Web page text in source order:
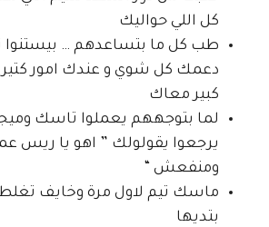
كل اللي حواليك
طب كل ما بتساعدهم … بيستنوا
دعمك كل شوي و عندك امور كتير
كبير معاك
لما بتوجههم يعملوا تاسك
يرجعوا يقولولك ” اهو يا ريس
ومنفعش “
ماسك تيم لاول مرة وخايف تغلط
بتديها